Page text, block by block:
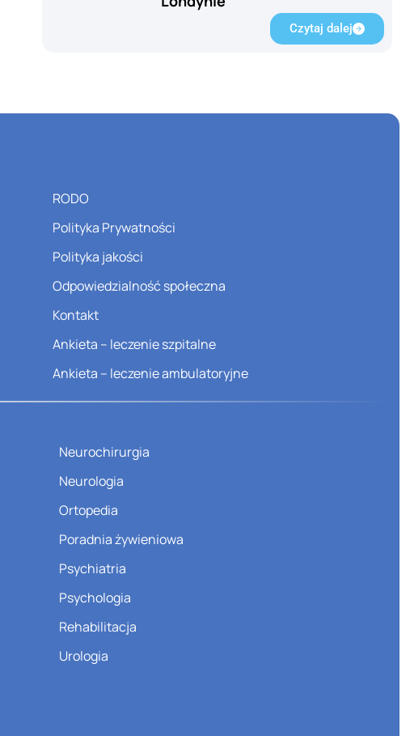
Czytaj dalej
RODO
Polityka Prywatności
Polityka jakości
Odpowiedzialność społeczna
Kontakt
Ankieta – leczenie szpitalne
Ankieta – leczenie ambulatoryjne
Neurochirurgia
Neurologia
Ortopedia
Poradnia żywieniowa
Psychiatria
Psychologia
Rehabilitacja
Urologia